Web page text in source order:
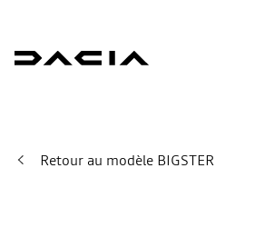
Retour au modèle BIGSTER